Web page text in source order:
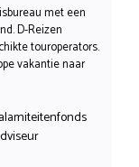
met een
D-Reizen
touroperators.
vakantie naar